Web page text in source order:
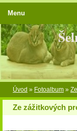
Úvod » Fotoalbum »
Ze zážitkových
Menu